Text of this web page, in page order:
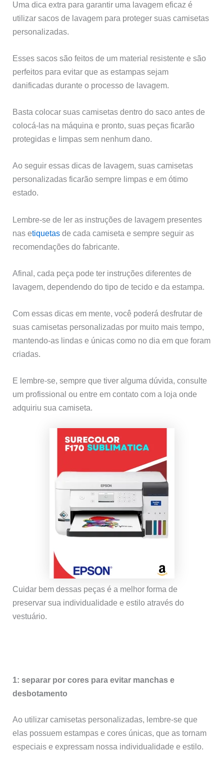
Uma dica extra para garantir uma lavagem eficaz é
utilizar sacos de lavagem para proteger suas camisetas
personalizadas.
Esses sacos são feitos de um material resistente e são
perfeitos para evitar que as estampas sejam
danificadas durante o processo de lavagem.
Basta colocar suas camisetas dentro do saco antes de
colocá-las na máquina e pronto, suas peças ficarão
protegidas e limpas sem nenhum dano.
Ao seguir essas dicas de lavagem, suas camisetas
personalizadas ficarão sempre limpas e em ótimo
estado.
Lembre-se de ler as instruções de lavagem presentes
nas etiquetas de cada camiseta e sempre seguir as
recomendações do fabricante.
Afinal, cada peça pode ter instruções diferentes de
lavagem, dependendo do tipo de tecido e da estampa.
Com essas dicas em mente, você poderá desfrutar de
suas camisetas personalizadas por muito mais tempo,
mantendo-as lindas e únicas como no dia em que foram
criadas.
E lembre-se, sempre que tiver alguma dúvida, consulte
um profissional ou entre em contato com a loja onde
adquiriu sua camiseta.
Cuidar bem dessas peças é a melhor forma de
preservar sua individualidade e estilo através do
vestuário.
1: separar por cores para evitar manchas e
desbotamento
Ao utilizar camisetas personalizadas, lembre-se que
elas possuem estampas e cores únicas, que as tornam
especiais e expressam nossa individualidade e estilo.